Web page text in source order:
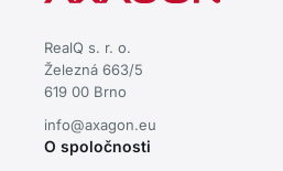
RealQ s. r. o.
Železná 663/5
619 00 Brno
info@axagon.eu
O spoločnosti